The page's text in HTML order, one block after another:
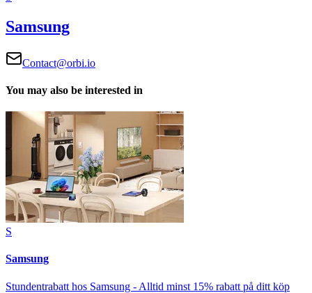
Samsung
Contact@orbi.io
You may also be interested in
S
Samsung
Stundentrabatt hos Samsung - Alltid minst 15% rabatt på ditt köp